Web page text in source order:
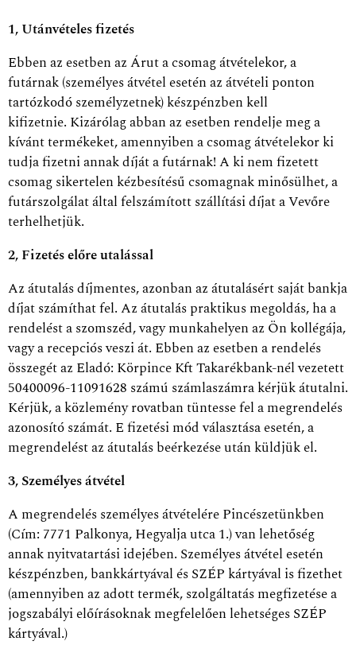
1, Utánvételes fizetés
Ebben az esetben az Árut a csomag átvételekor, a
futárnak (személyes átvétel esetén az átvételi ponton
tartózkodó személyzetnek) készpénzben kell
kifizetnie. Kizárólag abban az esetben rendelje meg a
kívánt termékeket, amennyiben a csomag átvételekor ki
tudja fizetni annak díját a futárnak! A ki nem fizetett
csomag sikertelen kézbesítésű csomagnak minősülhet, a
futárszolgálat által felszámított szállítási díjat a Vevőre
terhelhetjük.
2, Fizetés előre utalással
Az átutalás díjmentes, azonban az átutalásért saját bankja
díjat számíthat fel. Az átutalás praktikus megoldás, ha a
rendelést a szomszéd, vagy munkahelyen az Ön kollégája,
vagy a recepciós veszi át. Ebben az esetben a rendelés
összegét az Eladó: Körpince Kft Takarékbank-nél vezetett
50400096-11091628 számú számlaszámra kérjük átutalni.
Kérjük, a közlemény rovatban tüntesse fel a megrendelés
azonosító számát. E fizetési mód választása esetén, a
megrendelést az átutalás beérkezése után küldjük el.
3, Személyes átvétel
A megrendelés személyes átvételére Pincészetünkben
(Cím: 7771 Palkonya, Hegyalja utca 1.) van lehetőség
annak nyitvatartási idejében. Személyes átvétel esetén
készpénzben, bankkártyával és SZÉP kártyával is fizethet
(amennyiben az adott termék, szolgáltatás megfizetése a
jogszabályi előírásoknak megfelelően lehetséges SZÉP
kártyával.)